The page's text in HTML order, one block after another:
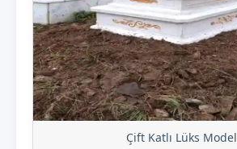
Çift Katlı Lüks Model